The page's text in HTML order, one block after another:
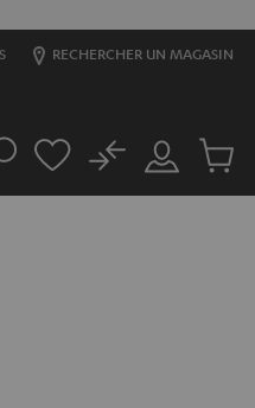
RECHERCHER UN MAGASIN
Mon
compte
No